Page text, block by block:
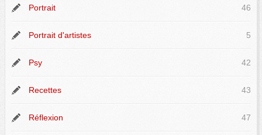
Portrait 46
Portrait d'artistes 5
Psy 42
Recettes 43
Réflexion 47